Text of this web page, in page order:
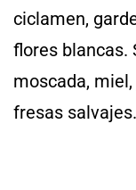
ciclamen,
flores blancas.
moscada,
fresas salvajes.